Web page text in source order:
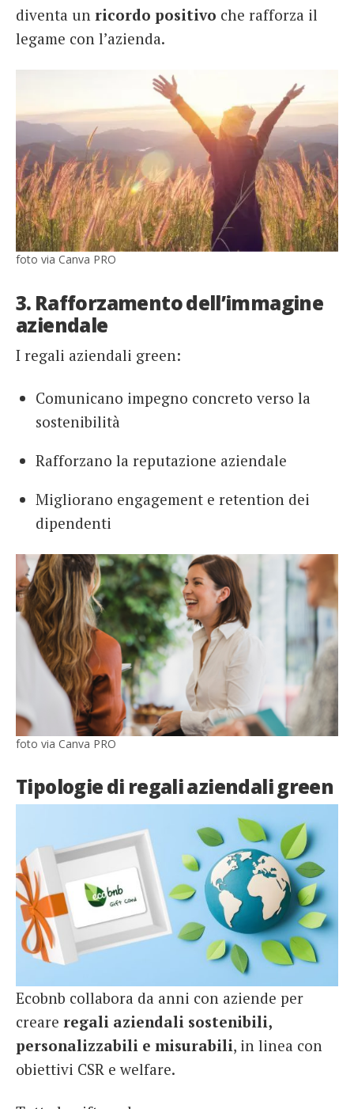
diventa un ricordo positivo che rafforza il
legame con l’azienda.
foto via Canva PRO
3. Rafforzamento dell’immagine
aziendale
I regali aziendali green:
Comunicano impegno concreto verso la
sostenibilità
Rafforzano la reputazione aziendale
Migliorano engagement e retention dei
dipendenti
foto via Canva PRO
Tipologie di regali aziendali green
Ecobnb collabora da anni con aziende per
creare regali aziendali sostenibili,
personalizzabili e misurabili, in linea con
obiettivi CSR e welfare.